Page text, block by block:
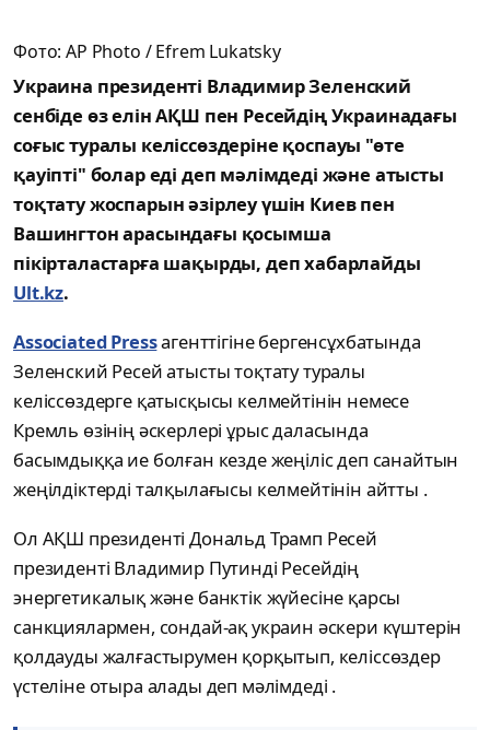
Фото: AP Photo / Efrem Lukatsky
Украина президенті Владимир Зеленский
сенбіде өз елін АҚШ пен Ресейдің Украинадағы
соғыс туралы келіссөздеріне қоспауы "өте
қауіпті" болар еді деп мәлімдеді және атысты
тоқтату жоспарын әзірлеу үшін Киев пен
Вашингтон арасындағы қосымша
пікірталастарға шақырды, деп хабарлайды
Ult.kz.
Associated Pressагенттігіне бергенсұхбатында
Зеленский Ресей атысты тоқтату туралы
келіссөздерге қатысқысы келмейтінін немесе
Кремль өзінің әскерлері ұрыс даласында
басымдыққа ие болған кезде жеңіліс деп санайтын
жеңілдіктерді талқылағысы келмейтінін айтты .
Ол АҚШ президенті Дональд Трамп Ресей
президенті Владимир Путинді Ресейдің
энергетикалық және банктік жүйесіне қарсы
санкциялармен, сондай-ақ украин әскери күштерін
қолдауды жалғастырумен қорқытып, келіссөздер
үстеліне отыра алады деп мәлімдеді .